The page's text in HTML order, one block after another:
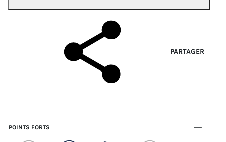
PARTAGER
POINTS FORTS